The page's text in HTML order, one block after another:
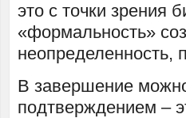
это с точки зрения
«формальность»
неопределенность,
В завершение
подтверждением –